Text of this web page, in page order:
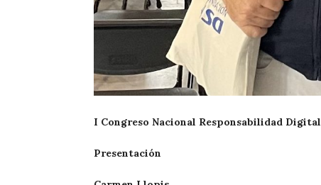
I Congreso Nacional Responsabilidad Digital
Presentación